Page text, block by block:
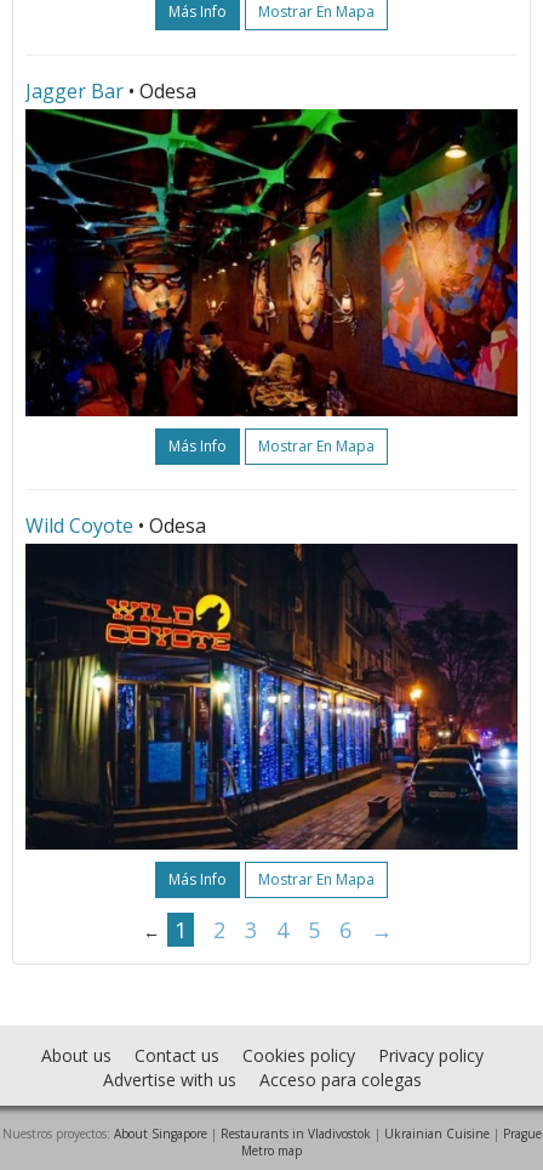
Más Info Mostrar En Mapa
Jagger Bar • Odesa
Más Info Mostrar En Mapa
Wild Coyote • Odesa
Más Info Mostrar En Mapa
← 1 2 3 4 5 6 →
About us Contact us Cookies policy
Privacy policy
Advertise with us
Acceso para colegas
Nuestros proyectos: About Singapore| Restaurants in Vladivostok | Ukrainian Cuisine| Prague
Metro map